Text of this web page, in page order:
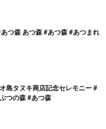
つ森 あつ森 #あつ森 #あつまれ
島タヌキ商店記念セレモニー #
つの森 #あつ森